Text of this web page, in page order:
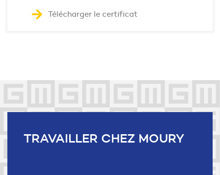
Télécharger le certificat
TRAVAILLER CHEZ MOURY